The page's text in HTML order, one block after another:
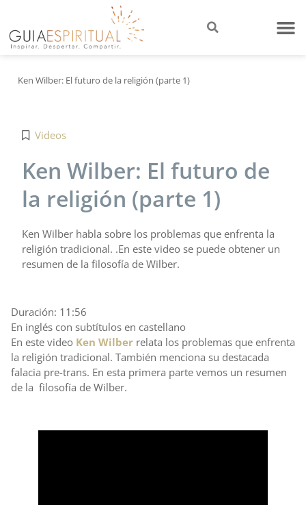
Ken Wilber: El futuro de la religión (parte 1)
Videos
Ken Wilber: El futuro de
la religión (parte 1)
Ken Wilber habla sobre los problemas que enfrenta la
religión tradicional. .En este video se puede obtener un
resumen de la filosofía de Wilber.
Duración: 11:56
En inglés con subtítulos en castellano
En este video Ken Wilber relata los problemas que enfrenta
la religión tradicional. También menciona su destacada
falacia pre-trans. En esta primera parte vemos un resumen
de la filosofía de Wilber.